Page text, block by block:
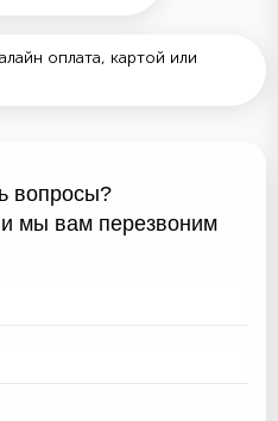
оплата, картой или
вопросы?
мы вам перезвоним